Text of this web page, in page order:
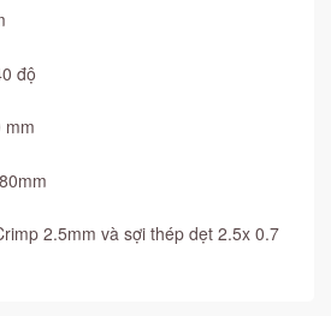
độ
mm
2.5mm và sợi thép dẹt 2.5x 0.7